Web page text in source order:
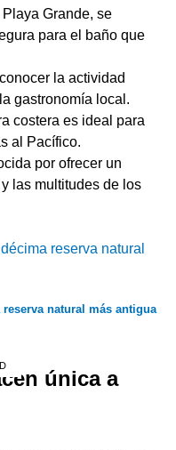
Grande, se
para el baño que
la actividad
gastronomía local.
costera es ideal para
al Pacífico.
por ofrecer un
las multitudes de los
natural más antigua
única a